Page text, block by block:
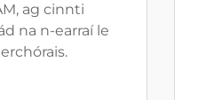
ag cinnti
na n-earraí le